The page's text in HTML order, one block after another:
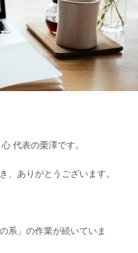
代表の栗澤です。
、ありがとうございます。
系」の作業が続いていま